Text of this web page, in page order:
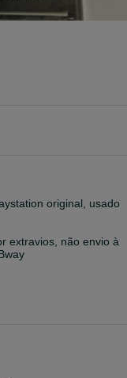
original, usado
extravios, não envio à